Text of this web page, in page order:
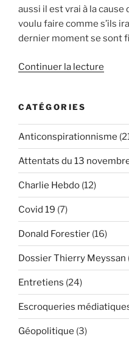
aussi il est vrai à la cause
voulu faire comme s’ils
dernier moment se sont
Continuer la lecture
pas
facile
se
CATÉGORIES
Anticonspirationnisme
Attentats du 13
Charlie Hebdo (12)
Covid 19 (7)
Donald Forestier (16)
Dossier Thierry Meyssan
Entretiens (24)
Escroqueries
Géopolitique (3)